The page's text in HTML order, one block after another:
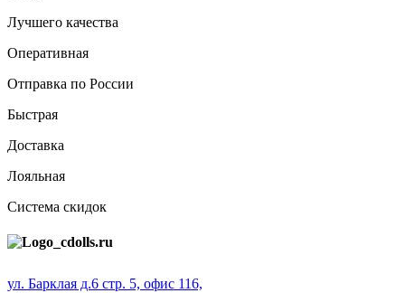
Лучшего качества
Оперативная
Отправка по России
Быстрая
Доставка
Лояльная
Система скидок
ул. Барклая д.6 стр. 5, офис 116,